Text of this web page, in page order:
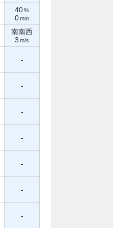
40%
0mm
南南西
3 m/s
-
-
-
-
-
-
-